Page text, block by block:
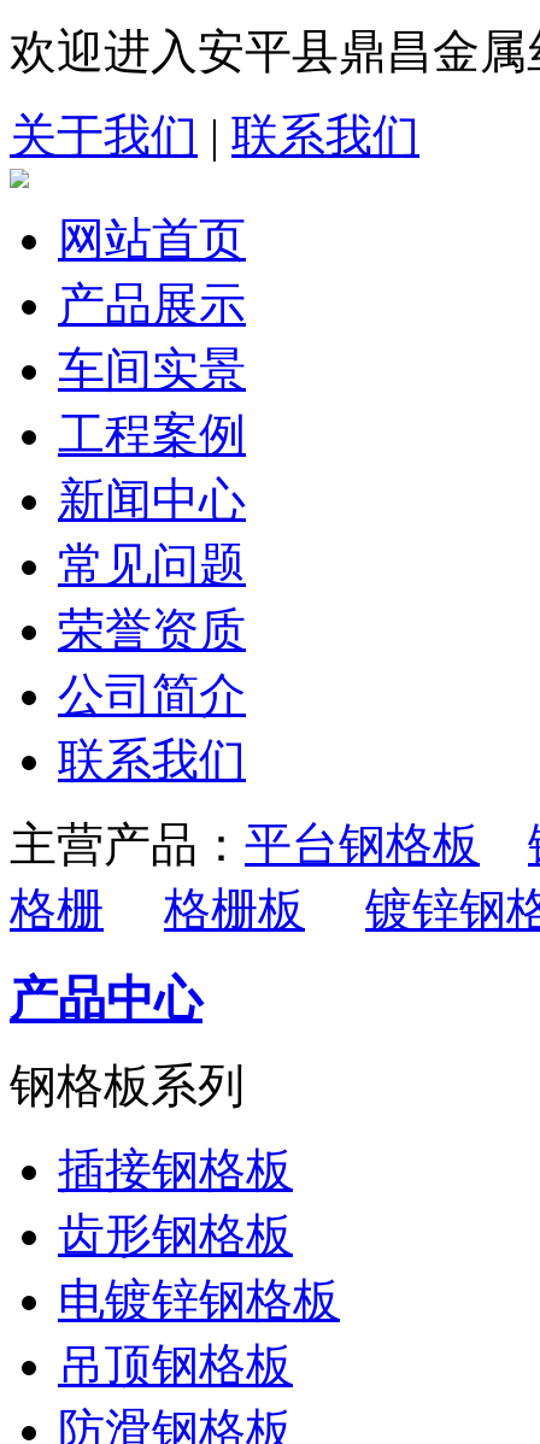
欢迎进入安平县鼎昌金
关于我们 | 联系我们
网站首页
产品展示
车间实景
工程案例
新闻中心
常见问题
荣誉资质
公司简介
联系我们
主营产品： 平台钢格板
格栅
格栅板 镀锌钢
产品中心
钢格板系列
插接钢格板
齿形钢格板
电镀锌钢格板
吊顶钢格板
防滑钢格板